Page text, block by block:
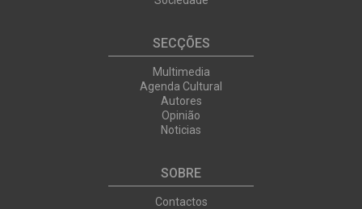
SECÇÕES
Multimedia
Agenda Cultural
Autores
Opinião
Noticias
SOBRE
Contactos